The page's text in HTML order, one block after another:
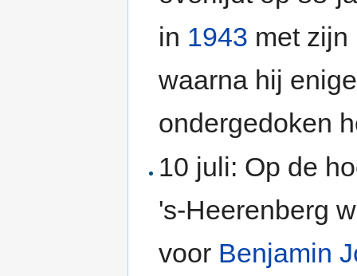
in 1943 met zijn
waarna hij
ondergedoken
10 juli: Op de
's-Heerenberg
voor Benjamin